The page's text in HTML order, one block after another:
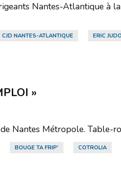
Nantes-Atlantique à la
CJD NANTES-ATLANTIQUE ERIC
»
Nantes Métropole. Table-
BOUGE TA FRIP' COTROLIA